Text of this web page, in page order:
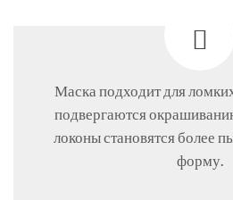
Маска подходит для
подвергаются
локоны становятся более
форму.